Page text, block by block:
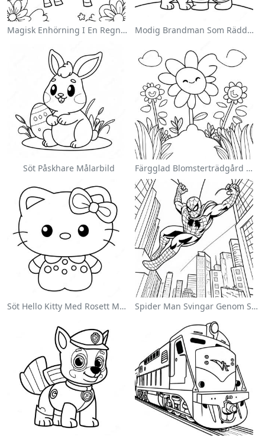
Magisk Enhörning I En Regnbåge Målarbild Modig Brandman Som Räddar En Katt Målarbild
Söt Påskhare Målarbild Färgglad Blomsterträdgård Målarbild
Söt Hello Kitty Med Rosett Målarbild Spider Man Svingar Genom Staden Målarbild